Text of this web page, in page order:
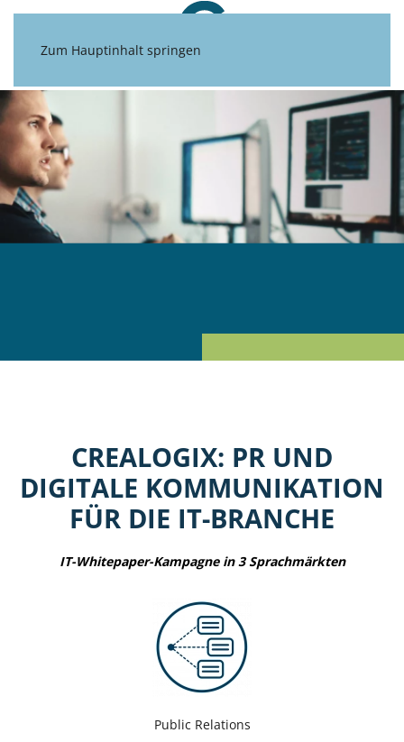
Zum Hauptinhalt springen
CREALOGIX: PR UND
DIGITALE KOMMUNIKATION
FÜR DIE IT-BRANCHE
IT-Whitepaper-Kampagne in 3 Sprachmärkten
Public Relations